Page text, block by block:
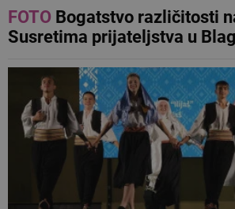
FOTOBogatstvo različitosti
Susretima prijateljstva u